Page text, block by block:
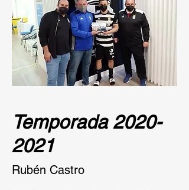
Temporada 2020-
2021
Rubén Castro